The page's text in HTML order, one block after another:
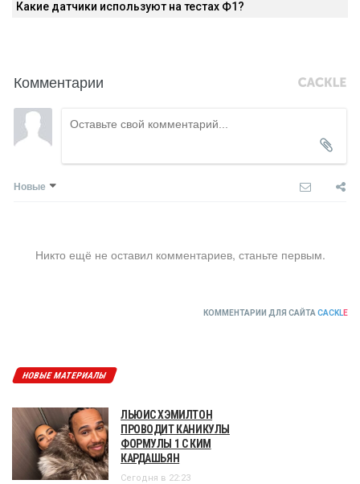
Какие датчики используют на тестах Ф1?
Комментарии
Новые
Никто ещё не оставил комментариев, станьте первым.
КОММЕНТАРИИ ДЛЯ САЙТА CACKLE
НОВЫЕ МАТЕРИАЛЫ
ЛЬЮИС ХЭМИЛТОН
ПРОВОДИТ КАНИКУЛЫ
ФОРМУЛЫ 1 С КИМ
КАРДАШЬЯН
Сегодня в 22:23